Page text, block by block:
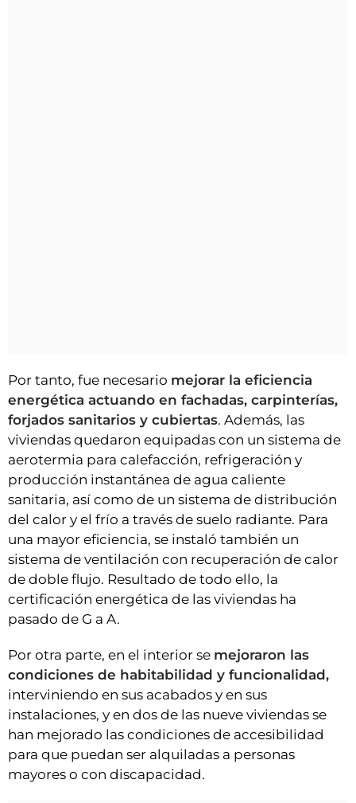
Por tanto, fue necesario mejorar la eficiencia
energética actuando en fachadas, carpinterías,
forjados sanitarios y cubiertas. Además, las
viviendas quedaron equipadas con un sistema de
aerotermia para calefacción, refrigeración y
producción instantánea de agua caliente
sanitaria, así como de un sistema de distribución
del calor y el frío a través de suelo radiante. Para
una mayor eficiencia, se instaló también un
sistema de ventilación con recuperación de calor
de doble flujo. Resultado de todo ello, la
certificación energética de las viviendas ha
pasado de G a A.
Por otra parte, en el interior se mejoraron las
condiciones de habitabilidad y funcionalidad,
interviniendo en sus acabados y en sus
instalaciones, y en dos de las nueve viviendas se
han mejorado las condiciones de accesibilidad
para que puedan ser alquiladas a personas
mayores o con discapacidad.